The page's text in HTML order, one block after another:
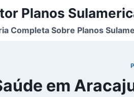
Planos
Completa Sobre Planos
em